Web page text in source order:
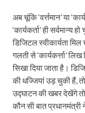
अब चूंकि ‘वर्त्तमान’ या
‘कार्यकर्ता’ ही
डिजिटल स्वीकार्यता
गलती से ‘कार्यकर्त्ता’
सिखा दिया जाता है।
की धज्जियां उड़ चुकी हैं,
उद्घाटन की खबर देखेंगे
कौन सी बात